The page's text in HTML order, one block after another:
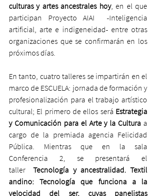
culturas y artes ancestrales hoy, en el que
participan Proyecto AIAI  -Inteligencia
artificial, arte e indigeneidad- entre otras
organizaciones que se confirmarán en los
próximos días.
En tanto, cuatro talleres se impartirán en el
marco de ESCUELA: jornada de formación y
profesionalización para el trabajo artístico
cultural; El primero de ellos será Estrategia
y Comunicación para el Arte y la Cultura a
cargo de la premiada agencia Felicidad
Pública. Mientras que en la sala
Conferencia 2, se presentará el
taller
Tecnología y ancestralidad. Textil
andino: Tecnología que funciona a la
velocidad del ser, cuyas panelistas